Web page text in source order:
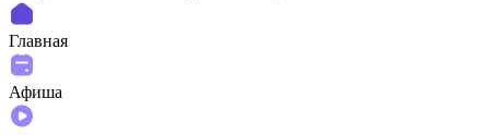
Главная
Афиша